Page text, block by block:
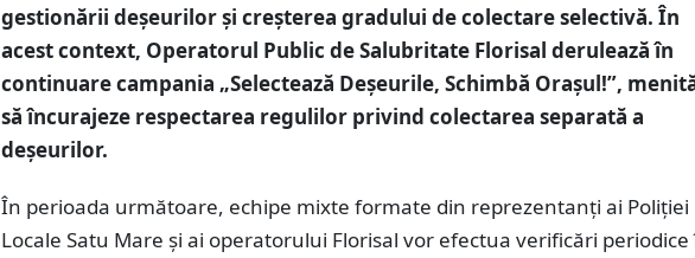
gestionării deșeurilor și creșterea gradului de colectare selectivă. În
acest context, Operatorul Public de Salubritate Florisal derulează în
continuare campania „Selectează Deșeurile, Schimbă Orașul!”,
să încurajeze respectarea regulilor privind colectarea separată a
deșeurilor.
În perioada următoare, echipe mixte formate din reprezentanți ai Poliției
Locale Satu Mare și ai operatorului Florisal vor efectua verificări periodice